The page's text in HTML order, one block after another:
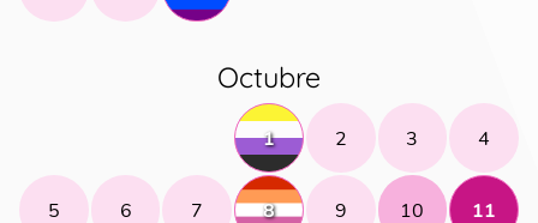
Octubre
1 2 3 4
5 6 7 8 9 10 11